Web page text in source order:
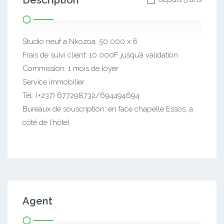
Studio neuf a Nkozoa. 50 000 x 6
Frais de suivi client: 10 000F jusqu’à validation
Commission: 1 mois de loyer
Service immobilier
Tél: (+237) 677298732/694494694
Bureaux de souscription: en face chapelle Essos, a
côté de l’hôtel
Agent